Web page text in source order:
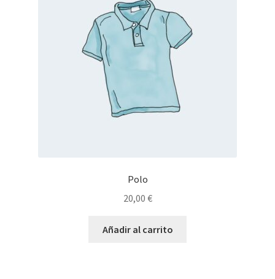
Polo
20,00 €
Añadir al carrito